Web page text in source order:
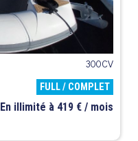
300CV
FULL / COMPLET
En illimité à 419 € / mois